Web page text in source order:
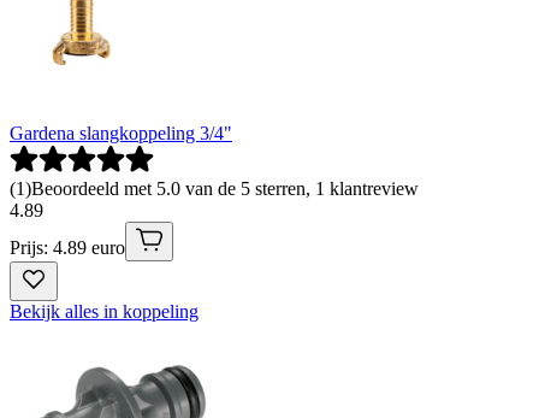
Gardena slangkoppeling 3/4"
(1)Beoordeeld met 5.0 van de 5 sterren, 1 klantreview
4.89
Prijs: 4.89 euro
Bekijk alles in koppeling